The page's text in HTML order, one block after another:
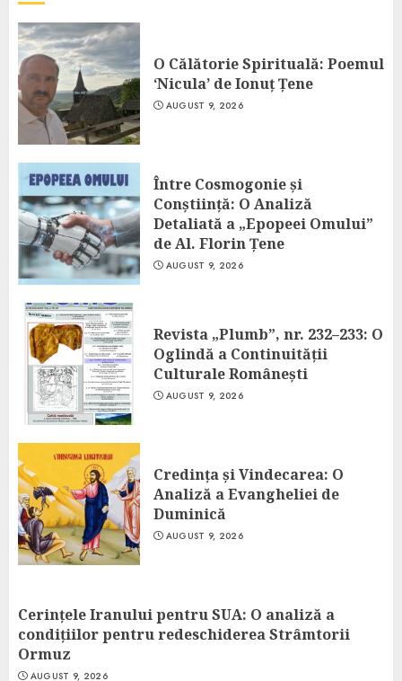
O Călătorie Spirituală: Poemul
‘Nicula’ de Ionuț Țene
AUGUST 9, 2026
Între Cosmogonie și
Conștiință: O Analiză
Detaliată a „Epopeei Omului”
de Al. Florin Țene
AUGUST 9, 2026
Revista „Plumb”, nr. 232–233: O
Oglindă a Continuității
Culturale Românești
AUGUST 9, 2026
Credința și Vindecarea: O
Analiză a Evangheliei de
Duminică
AUGUST 9, 2026
Cerințele Iranului pentru SUA: O analiză a
condițiilor pentru redeschiderea Strâmtorii
Ormuz
AUGUST 9, 2026